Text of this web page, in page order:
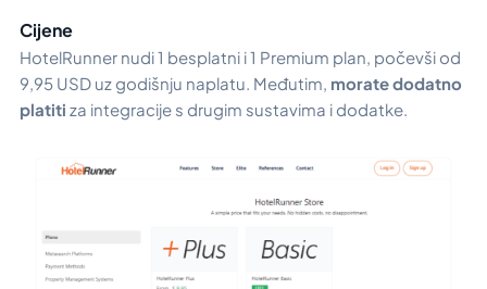
Cijene
HotelRunner nudi 1 besplatni i 1 Premium plan, počevši od
9,95 USD uz godišnju naplatu. Međutim, morate dodatno
platiti za integracije s drugim sustavima i dodatke.